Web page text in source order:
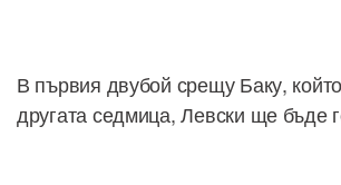
В първия двубой срещу Баку,
другата седмица, Левски ще бъде